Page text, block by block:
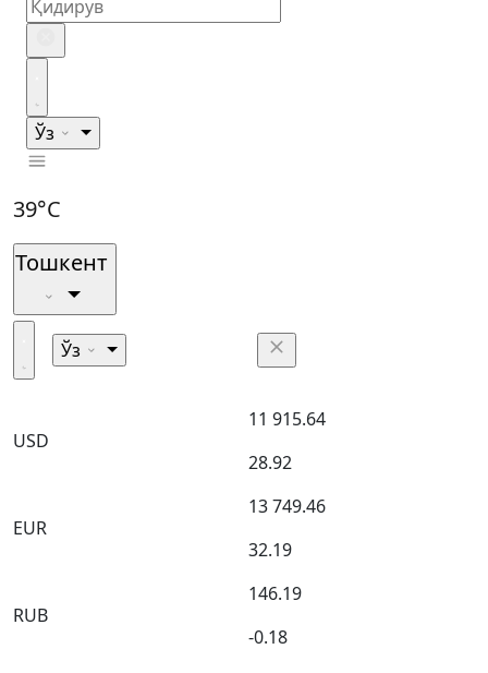
Ўз
39°C
Тошкент
Ўз
USD
11 915.64
28.92
EUR
13 749.46
32.19
RUB
146.19
-0.18